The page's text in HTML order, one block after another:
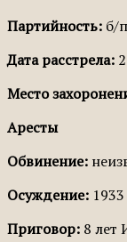
Партийность: б/п
Дата расстрела:
Место
Аресты
Обвинение:
Осуждение: 1933
Приговор: 8 лет